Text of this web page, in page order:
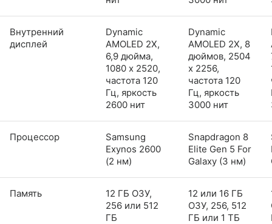
Внутренний
дисплей
Dynamic
AMOLED 2X,
6,9 дюйма,
1080 x 2520,
частота 120
Гц, яркость
2600 нит
Dynamic
AMOLED 2X, 8
дюймов, 2504
x 2256,
частота 120
Гц, яркость
3000 нит
Процессор
Samsung
Exynos 2600
(2 нм)
Snapdragon 8
Elite Gen 5 For
Galaxy (3 нм)
Память
12 ГБ ОЗУ,
256 или 512
ГБ
12 или 16 ГБ
ОЗУ, 256, 512
ГБ или 1 ТБ